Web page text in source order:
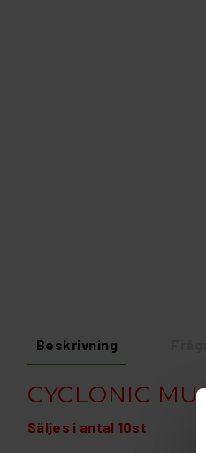
Beskrivning
CYCLONIC
Säljes i antal 10st